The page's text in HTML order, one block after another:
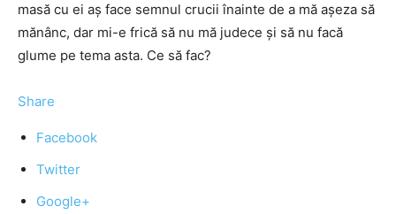
masă cu ei aş face semnul crucii înainte de a mă aşeza să
mănânc, dar mi-e frică să nu mă judece şi să nu facă
glume pe tema asta. Ce să fac?
Share
Facebook
Twitter
Google+